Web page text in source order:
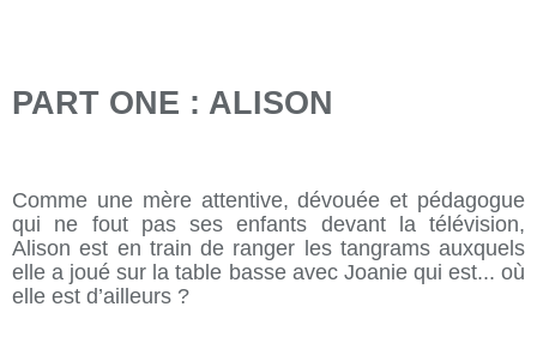
PART ONE : ALISON
Comme une mère attentive, dévouée et pédagogue
qui ne fout pas ses enfants devant la télévision,
Alison est en train de ranger les tangrams auxquels
elle a joué sur la table basse avec Joanie qui est... où
elle est d’ailleurs ?